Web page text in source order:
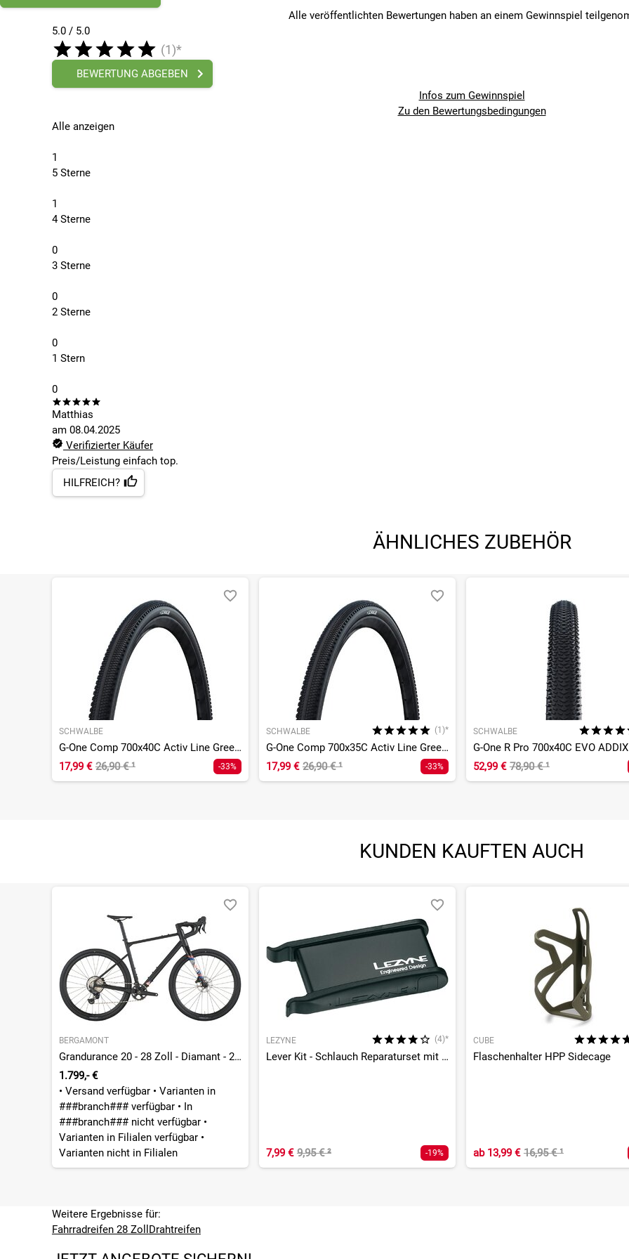
Alle veröffentlichten Bewertungen haben an einem Gewinnspiel
5.0 / 5.0
(1)*
BEWERTUNG ABGEBEN
Infos zum Gewinnspiel
Zu den Bewertungsbedingungen
Alle anzeigen
1
5 Sterne
1
4 Sterne
0
3 Sterne
0
2 Sterne
0
1 Stern
0
Matthias
am 08.04.2025
Verifizierter Käufer
Preis/Leistung einfach top.
HILFREICH?
ÄHNLICHES ZUBEHÖR
SCHWALBE
G-One Comp 700x40C Activ Line GreenCompund K-Guard
17,99 € 26,90 €¹ -33%
SCHWALBE (1)*
G-One Comp 700x35C Activ Line GreenCompund K-Guard
17,99 € 26,90 €¹ -33%
SCHWALBE
52,99 € 78,90 €¹
KUNDEN KAUFTEN AUCH
BERGAMONT
Grandurance 20 - 28 Zoll - Diamant - 2026
1.799,- €
• Versand verfügbar • Varianten in
###branch### verfügbar • In
###branch### nicht verfügbar •
Varianten in Filialen verfügbar •
Varianten nicht in Filialen
LEZYNE (4)*
Lever Kit - Schlauch Reparaturset mit Reifenheber
7,99 € 9,95 €² -19%
CUBE
Flaschenhalter HPP Sidecage
ab13,99 € 16,95 €¹
Weitere Ergebnisse für:
Fahrradreifen 28 Zoll Drahtreifen